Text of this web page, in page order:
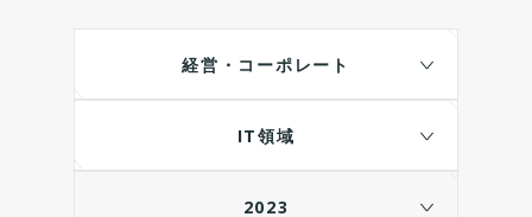
経営・コーポレート
IT領域
2023